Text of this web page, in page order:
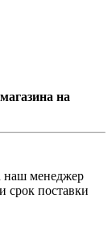
на
наш менеджер
срок поставки